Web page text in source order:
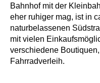
Bahnhof mit der
eher ruhiger mag, ist in
naturbelassenen
mit vielen
verschiedene
Fahrradverleih.